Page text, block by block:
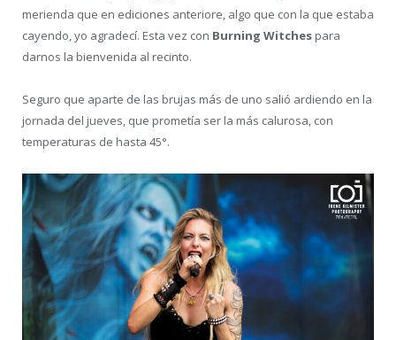
merienda que en ediciones anteriore, algo que con la que estaba
cayendo, yo agradecí. Esta vez con Burning Witches para
darnos la bienvenida al recinto.
Seguro que aparte de las brujas más de uno salió ardiendo en la
jornada del jueves, que prometía ser la más calurosa, con
temperaturas de hasta 45°.